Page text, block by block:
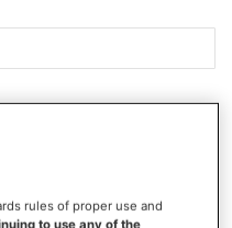
rules of proper use and
to use any of the